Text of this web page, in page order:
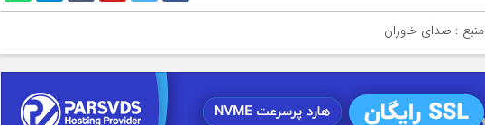
منبع : صدای خاوران